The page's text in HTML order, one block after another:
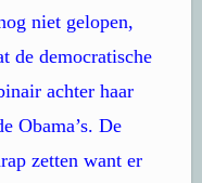
niet gelopen,
de democratische
achter haar
Obama’s. De
zetten want er